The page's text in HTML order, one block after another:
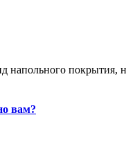
напольного покрытия,
вам?